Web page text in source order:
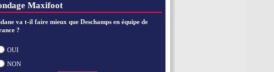
Maxifoot
va t-il faire mieux que Deschamps en équipe de
?
OUI
NON